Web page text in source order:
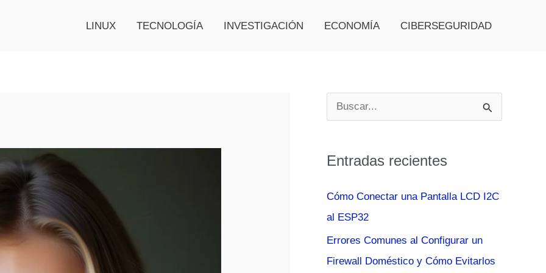
LINUX TECNOLOGÍA INVESTIGACIÓN ECONOMÍA CIBERSEGURIDAD
u
c
o
r
Entradas recientes
Cómo Conectar una Pantalla LCD I2C
al ESP32
Errores Comunes al Configurar un
Firewall Doméstico y Cómo Evitarlos